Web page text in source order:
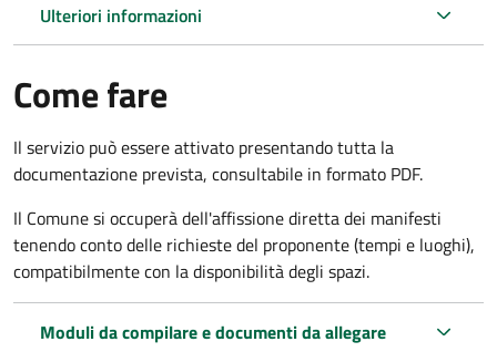
Ulteriori informazioni
Come fare
Il servizio può essere attivato presentando tutta la
documentazione prevista, consultabile in formato PDF.
Il Comune si occuperà dell'affissione diretta dei manifesti
tenendo conto delle richieste del proponente (tempi e luoghi),
compatibilmente con la disponibilità degli spazi.
Moduli da compilare e documenti da allegare